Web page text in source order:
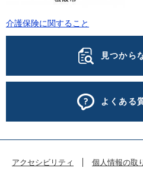
介護保険に関すること
見つから
よくある
アクセシビリティ 個人情報の取